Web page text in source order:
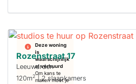
Deze woning
is
waarschijnlijk
al verhuurd
Om kans te
maken moet je
Rozenstraat 17
Leeuwarden
120m2| 2 slaapkamers